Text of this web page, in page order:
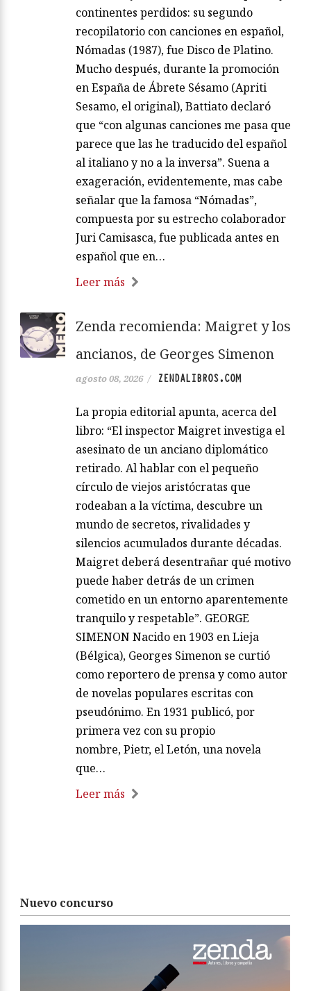
continentes perdidos: su segundo
recopilatorio con canciones en español,
Nómadas (1987), fue Disco de Platino.
Mucho después, durante la promoción
en España de Ábrete Sésamo (Apriti
Sesamo, el original), Battiato declaró
que “con algunas canciones me pasa que
parece que las he traducido del español
al italiano y no a la inversa”. Suena a
exageración, evidentemente, mas cabe
señalar que la famosa “Nómadas”,
compuesta por su estrecho colaborador
Juri Camisasca, fue publicada antes en
español que en…
Leer más
Zenda recomienda: Maigret y los
ancianos, de Georges Simenon
agosto 08, 2026 / ZENDALIBROS.COM
La propia editorial apunta, acerca del
libro: “El inspector Maigret investiga el
asesinato de un anciano diplomático
retirado. Al hablar con el pequeño
círculo de viejos aristócratas que
rodeaban a la víctima, descubre un
mundo de secretos, rivalidades y
silencios acumulados durante décadas.
Maigret deberá desentrañar qué motivo
puede haber detrás de un crimen
cometido en un entorno aparentemente
tranquilo y respetable”. GEORGE
SIMENON Nacido en 1903 en Lieja
(Bélgica), Georges Simenon se curtió
como reportero de prensa y como autor
de novelas populares escritas con
pseudónimo. En 1931 publicó, por
primera vez con su propio
nombre, Pietr, el Letón, una novela
que…
Leer más
Nuevo concurso